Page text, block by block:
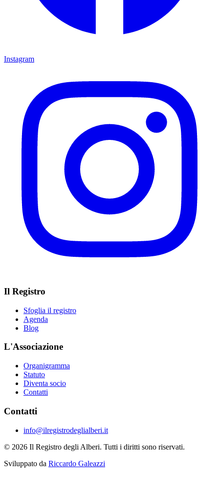
Instagram
Il Registro
Sfoglia il registro
Agenda
Blog
L'Associazione
Organigramma
Statuto
Diventa socio
Contatti
Contatti
info@ilregistrodeglialberi.it
© 2026 Il Registro degli Alberi. Tutti i diritti sono riservati.
Sviluppato da Riccardo Galeazzi